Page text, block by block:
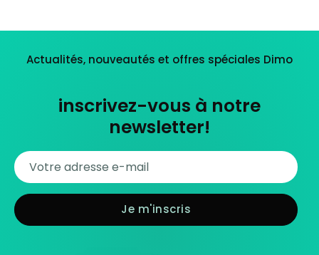
Actualités, nouveautés et offres spéciales Dimo
inscrivez-vous à notre
newsletter!